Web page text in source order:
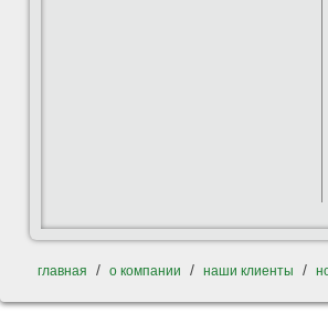
главная / о компании / наши клиенты /